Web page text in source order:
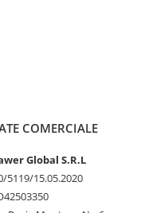
COMERCIALE
Global S.R.L
5119/15.05.2020